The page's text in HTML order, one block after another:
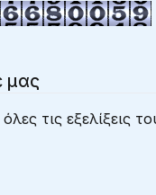
μας
τις εξελίξεις